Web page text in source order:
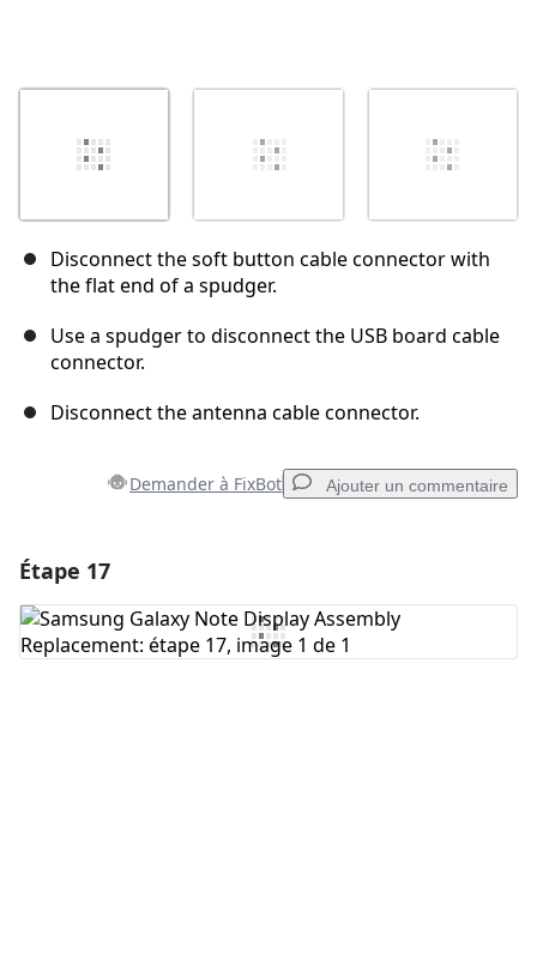
Disconnect the soft button cable connector with
the flat end of a spudger.
Use a spudger to disconnect the USB board cable
connector.
Disconnect the antenna cable connector.
Demander à FixBot Ajouter un commentaire
Ajouter un commentaire
Étape 17